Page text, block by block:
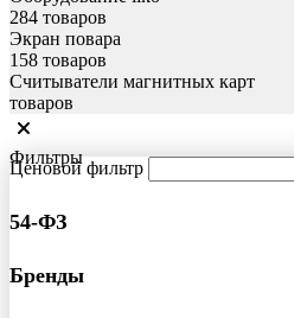
284 товаров
Экран повара
158 товаров
Считыватели магнитных карт
товаров
Фильтры
Ценовой фильтр
54-ФЗ
Бренды